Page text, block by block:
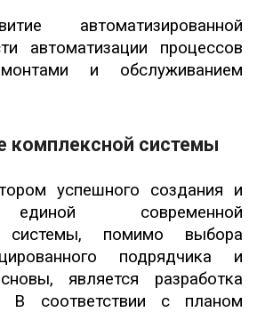
автоматизированной
автоматизации процессов
и обслуживанием
комплексной системы
успешного создания и
современной
системы, помимо выбора
подрядчика и
является разработка
В соответствии с планом